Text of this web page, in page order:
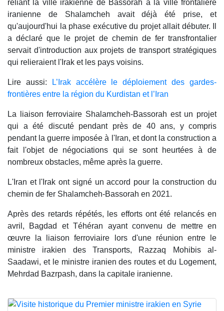
reliant la ville irakienne de Bassorah à la ville frontalière
iranienne de Shalamcheh avait déjà été prise, et
qu'aujourd'hui la phase exécutive du projet allait débuter. Il
a déclaré que le projet de chemin de fer transfrontalier
servait d'introduction aux projets de transport stratégiques
qui relieraient l'Irak et les pays voisins.
Lire aussi:
L’Irak accélère le déploiement des gardes-
frontières entre la région du Kurdistan et l’Iran
La liaison ferroviaire Shalamcheh-Bassorah est un projet
qui a été discuté pendant près de 40 ans, y compris
pendant la guerre imposée à l'Iran, et dont la construction a
fait l'objet de négociations qui se sont heurtées à de
nombreux obstacles, même après la guerre.
L'Iran et l'Irak ont signé un accord pour la construction du
chemin de fer Shalamcheh-Bassorah en 2021.
Après des retards répétés, les efforts ont été relancés en
avril, Bagdad et Téhéran ayant convenu de mettre en
œuvre la liaison ferroviaire lors d'une réunion entre le
ministre irakien des Transports, Razzaq Mohibis al-
Saadawi, et le ministre iranien des routes et du Logement,
Mehrdad Bazrpash, dans la capitale iranienne.